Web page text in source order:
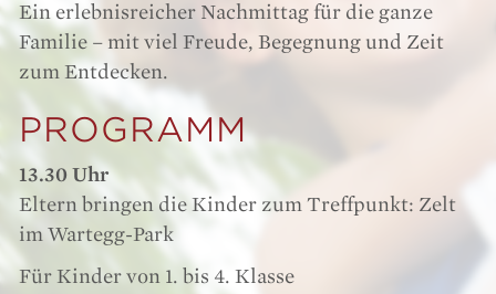
Ein erlebnisreicher Nachmittag für die ganze
Familie – mit viel Freude, Begegnung und Zeit
zum Entdecken.
PROGRAMM
13.30 Uhr
Eltern bringen die Kinder zum Treffpunkt: Zelt
im Wartegg-Park
Für Kinder von 1. bis 4. Klasse